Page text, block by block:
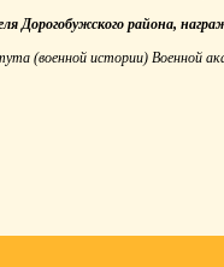
Дорогобужского района,
(военной истории) Военной